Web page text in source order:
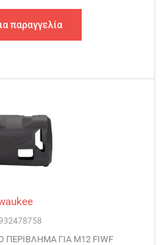
παραγγελία
ΠΕΡΙΒΛΗΜΑ ΓΙΑ M12 FIWF